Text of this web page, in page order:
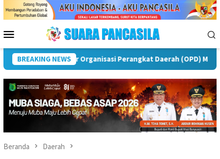
Menu
Mobile
BREAKING NEWSPuncak Peringatan IPeKB Ke-19, Plt Bupati
Beranda Daerah